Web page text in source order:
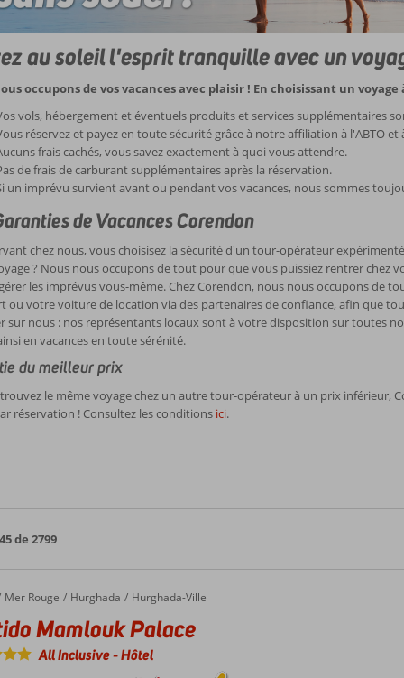
au soleil l'esprit tranquille avec un
occupons de vos vacances avec plaisir ! En choisissant un
vols, hébergement et éventuels produits et services supplémentaires
réservez et payez en toute sécurité grâce à notre affiliation à l'ABTO et
frais cachés, vous savez exactement à quoi vous attendre.
de frais de carburant supplémentaires après la réservation.
un imprévu survient avant ou pendant vos vacances, nous sommes
de Vacances Corendon
chez nous, vous choisisez la sécurité d'un tour-opérateur
? Nous nous occupons de tout pour que vous puissiez rentrer chez
les imprévus vous-même. Chez Corendon, nous nous occupons de
ou votre voiture de location via des partenaires de confiance, afin que
sur nous : nos représentants locaux sont à votre disposition sur toutes
en vacances en toute sérénité.
du meilleur prix
le même voyage chez un autre tour-opérateur à un prix inférieur,
réservation ! Consultez les conditions ici.
de 2799
Mer Rouge Hurghada Hurghada-Ville
Mamlouk Palace
All Inclusive-Hôtel